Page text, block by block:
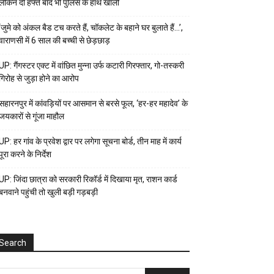
दो हफ्ते बाद भी पुलिस के हाथ खाली
को अंकल बैड टच करते हैं, चॉकलेट के बहाने घर बुलाते हैं…’,
में 6 साल की बच्ची से छेड़छाड़
गैंगस्टर एक्ट में वांछित मुन्ना उर्फ कटारी गिरफ्तार, गो-तस्करी
से जुड़ा होने का आरोप
में कांवड़ियों पर आसमान से बरसे फूल, ‘हर-हर महादेव’ के
से गूंजा माहौल
हर गांव के प्रवेश द्वार पर लगेगा सूचना बोर्ड, तीन माह में कार्य
करने के निर्देश
जिंदा छात्रा को सरकारी रिकॉर्ड में दिखाया मृत, राशन कार्ड
पहुंची तो खुली बड़ी गड़बड़ी